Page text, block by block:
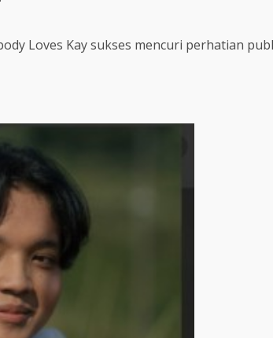
Loves Kay sukses mencuri perhatian